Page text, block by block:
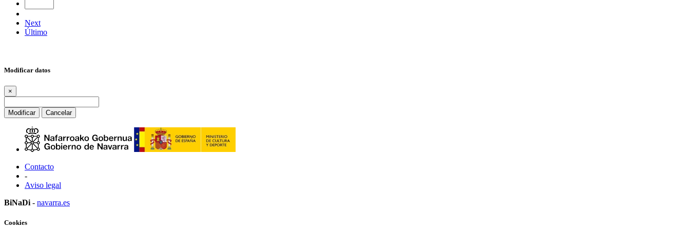
Next
Último
Modificar datos
×
Modificar Cancelar
Contacto
-
Aviso legal
BiNaDi - navarra.es
Cookies